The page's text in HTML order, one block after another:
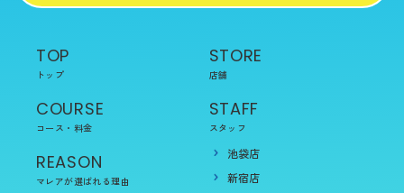
TOP
トップ
COURSE
コース・料金
REASON
マレアが選ばれる理由
STORE
店舗
STAFF
スタッフ
池袋店
新宿店